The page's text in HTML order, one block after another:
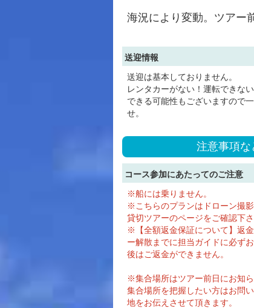
海況により変動。ツアー
送迎情報
送迎は基本しておりません。
レンタカーがない！運転できな
できる可能性もございますので
せ。
注意事項な
コース参加にあたってのご注意
※船には乗りません。
※こちらのプランはドローン撮影
貸切ツアーのページをご確認下さ
※【全額返金保証について】返
ー解散までに担当ガイドに必ず
後はご返金ができません。
※集合場所はツアー前日にお知
集合場所を把握したい方はお問
地をお伝えさせて頂きます。